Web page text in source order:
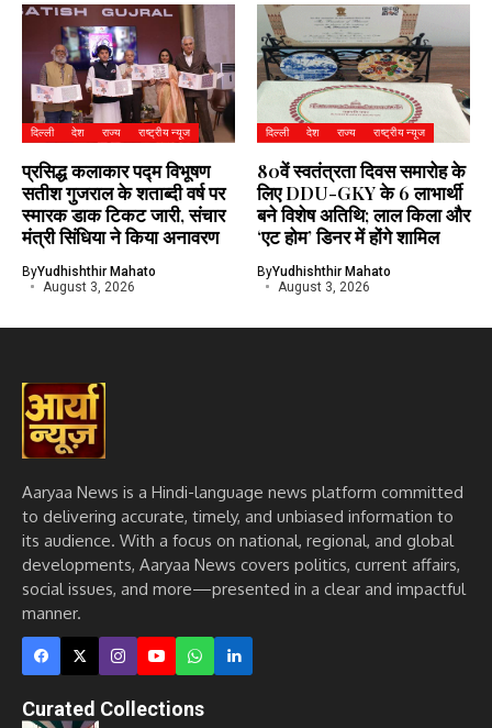
दिल्ली देश राज्य राष्ट्रीय न्यूज
प्रसिद्ध कलाकार पद्म विभूषण
सतीश गुजराल के शताब्दी वर्ष पर
स्मारक डाक टिकट जारी, संचार
मंत्री सिंधिया ने किया अनावरण
ByYudhishthir Mahato
August 3, 2026
दिल्ली देश राज्य राष्ट्रीय न्यूज
80वें स्वतंत्रता दिवस समारोह के
लिए DDU-GKY के 6 लाभार्थी
बने विशेष अतिथि; लाल किला और
‘एट होम’ डिनर में होंगे शामिल
ByYudhishthir Mahato
August 3, 2026
Aaryaa News is a Hindi-language news platform committed
to delivering accurate, timely, and unbiased information to
its audience. With a focus on national, regional, and global
developments, Aaryaa News covers politics, current affairs,
social issues, and more—presented in a clear and impactful
manner.
Curated Collections